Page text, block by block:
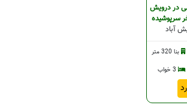
در درویش
سرپوشیده
آباد
بنا 320 متر